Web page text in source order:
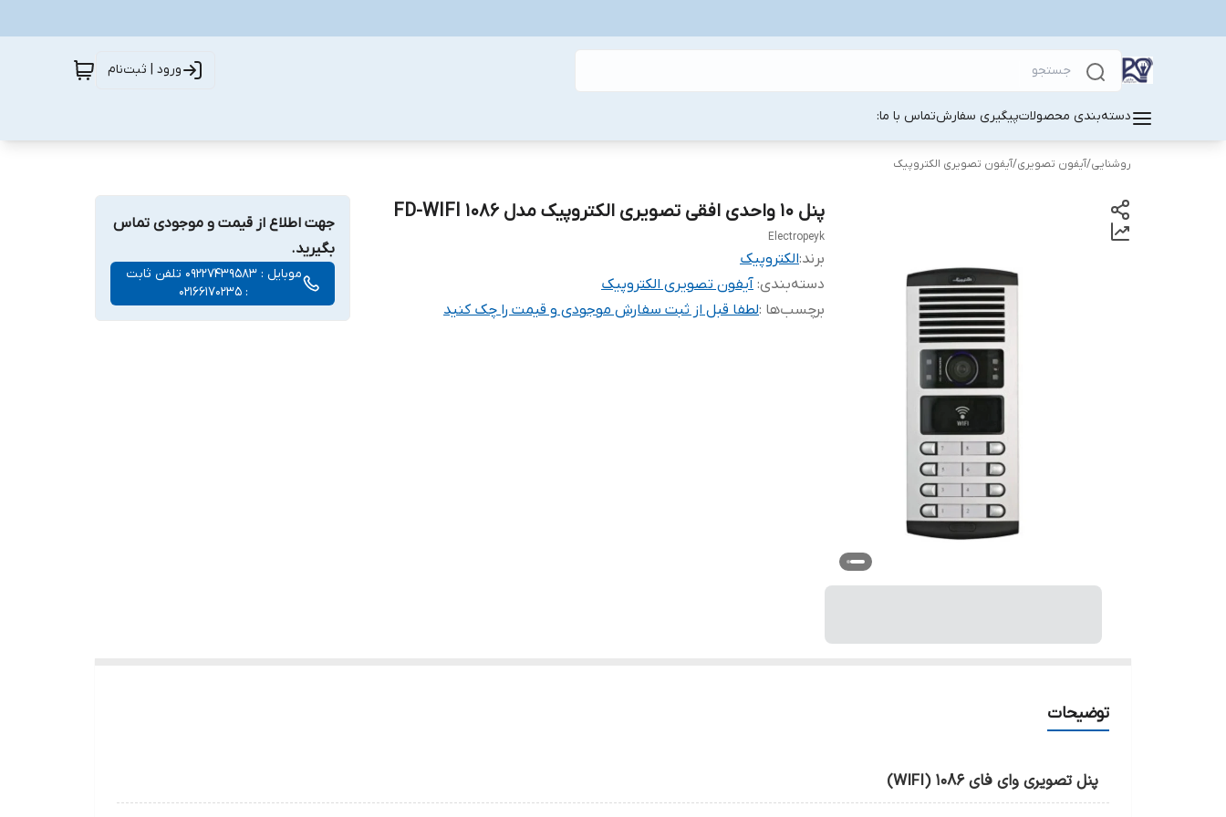
ورود | ثبت‌نام
دسته‌بندی محصولاتپیگیری سفارشتماس با ما:
روشنایی/آیفون تصویری/آیفون تصویری الکتروپیک
پنل ۱۰ واحدی افقی تصویری الکتروپیک مدل ۱۰۸۶ FD-WIFI
Electropeyk
برند:الکتروپیک
دسته‌بندی: آیفون تصویری الکتروپیک
برچسب‌ها :لطفا قبل از ثبت سفارش موجودی و قیمت را چک کنید
جهت اطلاع از قیمت و موجودی تماس
بگیرید.
موبایل : 09227439583 تلفن ثابت
: 02166170235
توضیحات
پنل تصویری وای فای 1086 (WIFI)